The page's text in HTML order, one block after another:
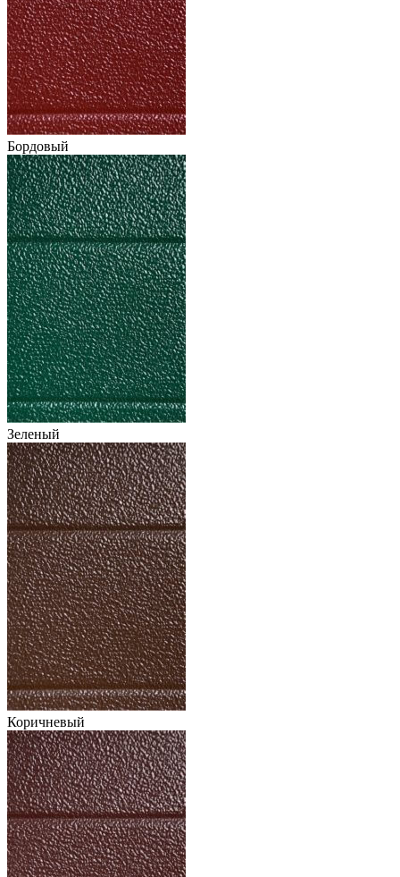
Бордовый
Зеленый
Коричневый